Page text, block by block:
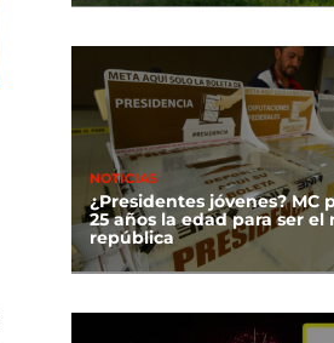
NOTICIAS
¿Presidentes jóvenes? MC
25 años la edad para ser
república